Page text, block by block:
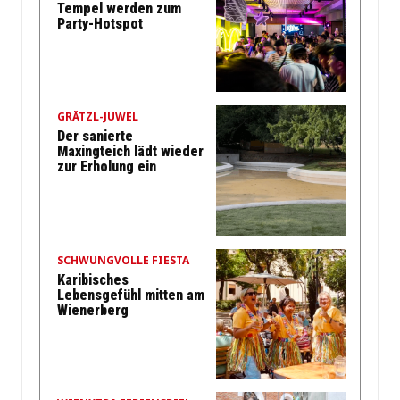
Tempel werden zum
Party-Hotspot
GRÄTZL-JUWEL
Der sanierte
Maxingteich lädt wieder
zur Erholung ein
SCHWUNGVOLLE FIESTA
Karibisches
Lebensgefühl mitten am
Wienerberg